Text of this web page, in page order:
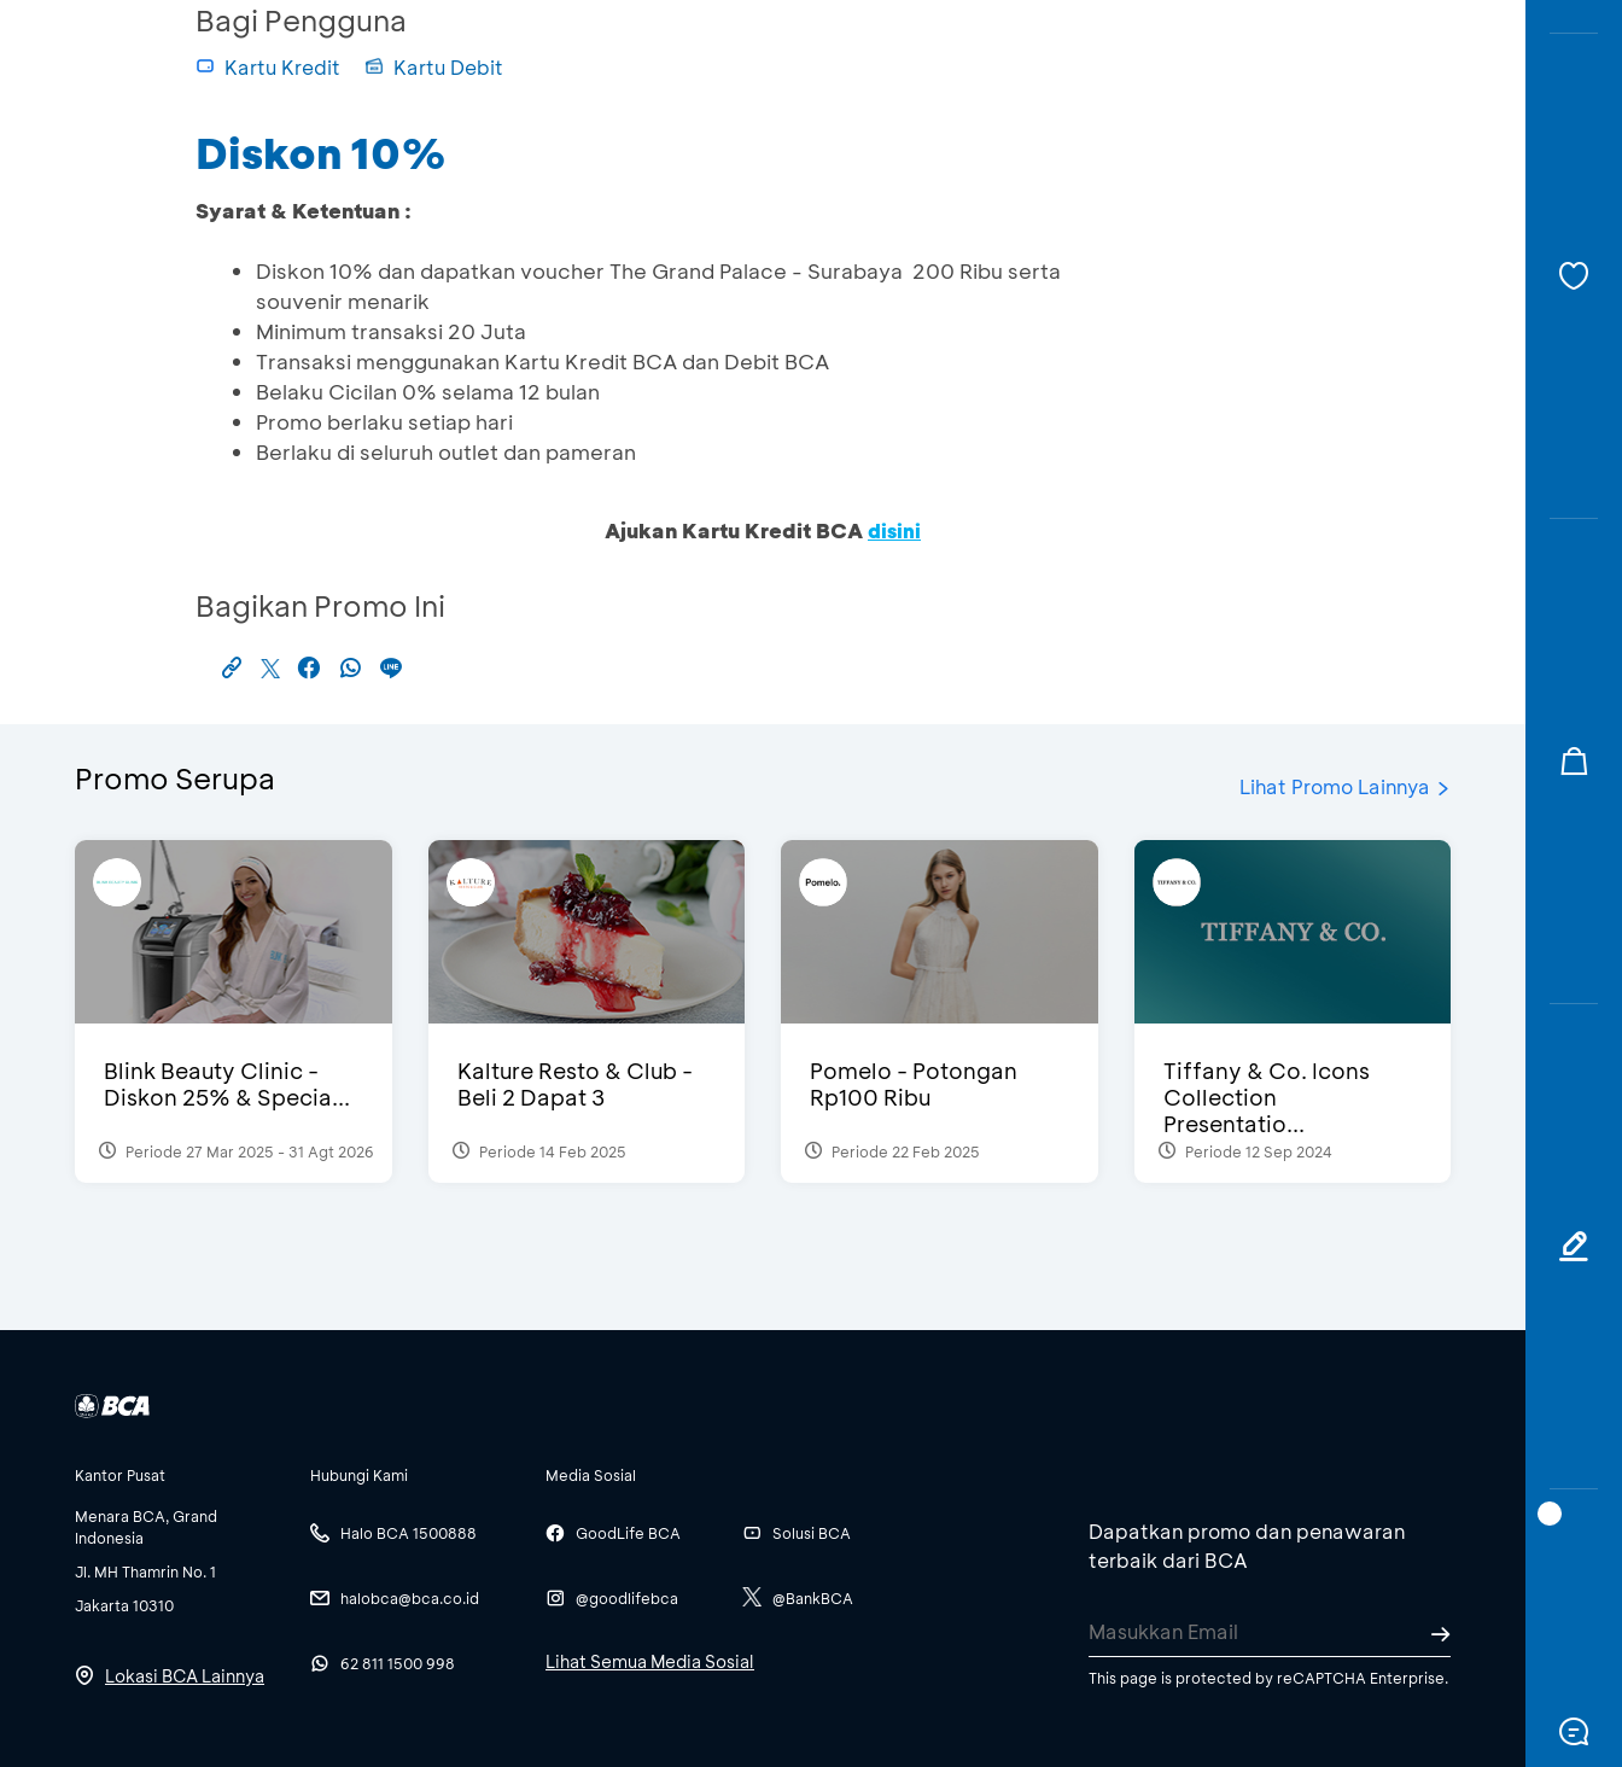
Bagi Pengguna
Kartu Kredit Kartu Debit
Diskon 10%
Syarat & Ketentuan :
Diskon 10% dan dapatkan voucher The Grand Palace - Surabaya 200 Ribu serta
souvenir menarik
Minimum transaksi 20 Juta
Transaksi menggunakan Kartu Kredit BCA dan Debit BCA
Belaku Cicilan 0% selama 12 bulan
Promo berlaku setiap hari
Berlaku di seluruh outlet dan pameran
Ajukan Kartu Kredit BCAdisini
Bagikan Promo Ini
Promo Serupa Lihat Promo Lainnya
Blink Beauty Clinic -
Diskon 25% & Specia...
Periode 27 Mar 2025 - 31 Agt 2026
Kalture Resto & Club -
Beli 2 Dapat 3
Periode 14 Feb 2025
Pomelo - Potongan
Rp100 Ribu
Periode 22 Feb 2025
Tiffany & Co. Icons
Collection
Presentatio...
Periode 12 Sep 2024
Kantor Pusat
Menara BCA, Grand
Indonesia
Jl. MH Thamrin No. 1
Jakarta 10310
Lokasi BCA Lainnya
Hubungi Kami
Halo BCA 1500888
halobca@bca.co.id
62 811 1500 998
Media Sosial
GoodLife BCA
@goodlifebca
Solusi BCA
@BankBCA
Lihat Semua Media Sosial
Dapatkan promo dan penawaran
terbaik dari BCA
This page is protected by reCAPTCHA Enterprise.